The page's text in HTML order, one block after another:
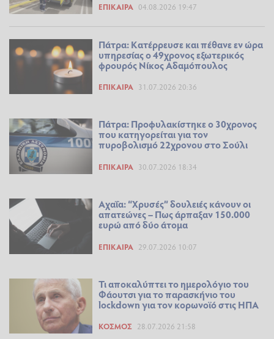
ΕΠΊΚΑΙΡΑ 04.08.2026 19:47
Πάτρα: Κατέρρευσε και πέθανε εν ώρα
υπηρεσίας ο 49χρονος εξωτερικός
φρουρός Νίκος Αδαμόπουλος
ΕΠΊΚΑΙΡΑ 31.07.2026 20:36
Πάτρα: Προφυλακίστηκε ο 30χρονος
που κατηγορείται για τον
πυροβολισμό 22χρονου στο Σούλι
ΕΠΊΚΑΙΡΑ 30.07.2026 18:34
Αχαΐα: “Χρυσές” δουλειές κάνουν οι
απατεώνες – Πως άρπαξαν 150.000
ευρώ από δύο άτομα
ΕΠΊΚΑΙΡΑ 29.07.2026 10:07
Τι αποκαλύπτει το ημερολόγιο του
Φάουτσι για το παρασκήνιο του
lockdown για τον κορωνοϊό στις ΗΠΑ
ΚΌΣΜΟΣ 28.07.2026 21:58